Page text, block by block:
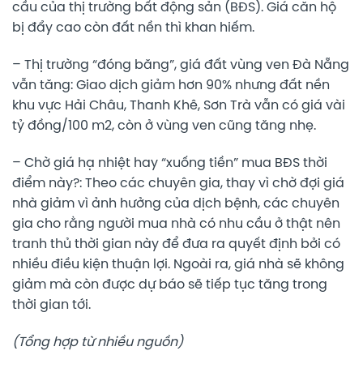
cầu của thị trường bất động sản (BĐS). Giá căn hộ
bị đẩy cao còn đất nền thì khan hiếm.
– Thị trường “đóng băng”, giá đất vùng ven Đà Nẵng
vẫn tăng: Giao dịch giảm hơn 90% nhưng đất nền
khu vực Hải Châu, Thanh Khê, Sơn Trà vẫn có giá vài
tỷ đồng/100 m2, còn ở vùng ven cũng tăng nhẹ.
– Chờ giá hạ nhiệt hay “xuống tiền” mua BĐS thời
điểm này?: Theo các chuyên gia, thay vì chờ đợi giá
nhà giảm vì ảnh hưởng của dịch bệnh, các chuyên
gia cho rằng người mua nhà có nhu cầu ở thật nên
tranh thủ thời gian này để đưa ra quyết định bởi có
nhiều điều kiện thuận lợi. Ngoài ra, giá nhà sẽ không
giảm mà còn được dự báo sẽ tiếp tục tăng trong
thời gian tới.
(Tổng hợp từ nhiều nguồn)